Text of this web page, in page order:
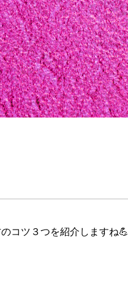
コツ３つを紹介しますね💪